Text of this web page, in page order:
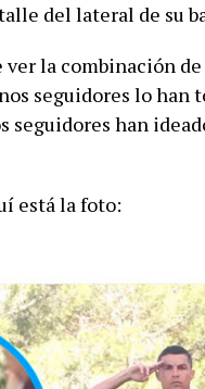
del lateral de su
la combinación
seguidores lo han
seguidores han
está la foto: